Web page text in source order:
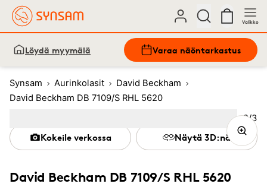
Valikko
Löydä myymälä Varaa näöntarkastus
Synsam Aurinkolasit
David Beckham
David Beckham DB 7109/S RHL 5620
David Beckham DB 7109/S RHL 5620
Kokeile verkossa Näytä 3D:nä
Kuva
2/3
3